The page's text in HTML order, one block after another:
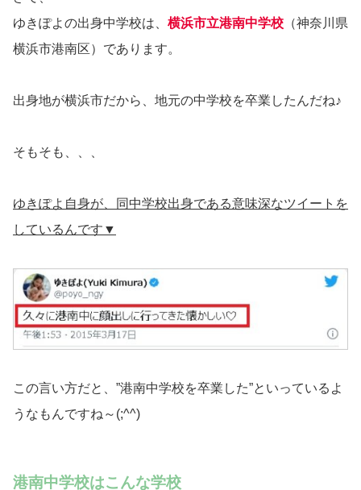
ゆきぽよの出身中学校は、 横浜市立港南中学校 （神奈川県
横浜市港南区）であります。
出身地が横浜市だから、地元の中学校を卒業したんだね♪
そもそも、、、
ゆきぽよ自身が、同中学校出身である意味深なツイートを
しているんです▼
この言い方だと、”港南中学校を卒業した”といっているよ
うなもんですね～(;^^)
港南中学校はこんな学校